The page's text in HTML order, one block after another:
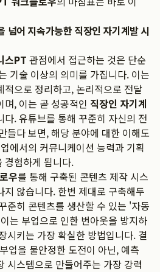
넘어 지속가능한 직장인 자기계발 시
스PT 관점에서 접근하는 것은 단순
기술 이상의 의미를 가집니다. 이는
적으로 정리하고, 논리적으로 전달
, 이는 곧 성공적인 직장인 자기계
다. 유튜브를 통해 꾸준히 자신의 전
들다 보면, 해당 분야에 대한 이해도
에서의 커뮤니케이션 능력과 기획
경험하게 됩니다.
우를 통해 구축된 콘텐츠 제작 시스
않습니다. 한번 제대로 구축해두
준히 콘텐츠를 생산할 수 있는 '자동
는 부업으로 인한 번아웃을 방지하
시키는 가장 확실한 방법입니다. 결
업을 불안정한 도전이 아닌, 예측
시스템으로 만들어주는 가장 강력